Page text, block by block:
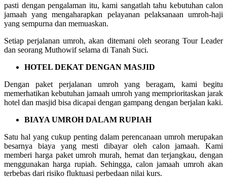
pasti dengan pengalaman itu, kami sangatlah tahu kebutuhan calon
jamaah yang mengaharapkan pelayanan pelaksanaan umroh-haji
yang sempurna dan memuaskan.
Setiap perjalanan umroh, akan ditemani oleh seorang Tour Leader
dan seorang Muthowif selama di Tanah Suci.
HOTEL DEKAT DENGAN MASJID
Dengan paket perjalanan umroh yang beragam, kami begitu
memerhatikan kebutuhan jamaah umroh yang memprioritaskan jarak
hotel dan masjid bisa dicapai dengan gampang dengan berjalan kaki.
BIAYA UMROH DALAM RUPIAH
Satu hal yang cukup penting dalam perencanaan umroh merupakan
besarnya biaya yang mesti dibayar oleh calon jamaah. Kami
memberi harga paket umroh murah, hemat dan terjangkau, dengan
menggunakan harga rupiah. Sehingga, calon jamaah umroh akan
terbebas dari risiko fluktuasi perbedaan nilai kurs.